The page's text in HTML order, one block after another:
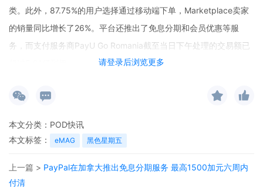
请登录后浏览更多
类。此外，87.75%的用户选择通过移动端下单，Marketplace卖家
的销量同比增长了26%。平台还推出了免息分期和会员优惠等服
务，而支付服务商PayU Go Romania截至当日下午处理的交易额已
本文分类： POD快讯
本文标签：
eMAG 黑色星期五
上一篇 > PayPal在加拿大推出免息分期服务 最高1500加元六周内
付清